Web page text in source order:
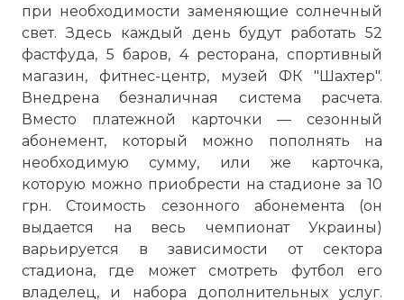
при необходимости заменяющие солнечный
свет. Здесь каждый день будут работать 52
фастфуда, 5 баров, 4 ресторана, спортивный
магазин, фитнес-центр, музей ФК "Шахтер".
Внедрена безналичная система расчета.
Вместо платежной карточки — сезонный
абонемент, который можно пополнять на
необходимую сумму, или же карточка,
которую можно приобрести на стадионе за 10
грн. Стоимость сезонного абонемента (он
выдается на весь чемпионат Украины)
варьируется в зависимости от сектора
стадиона, где может смотреть футбол его
владелец, и набора дополнительных услуг.
☓